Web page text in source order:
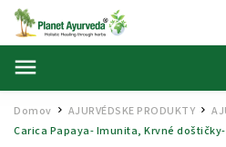
Domov AJURVÉDSKE PRODUKTY /
Carica Papaya- Imunita, Krvné